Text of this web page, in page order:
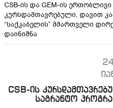
CSB-ის და GEM-ის
კურსდამთავრებული, დავით
“საქკაბელის” მმართველი
დაინიშნა
CSB-ის
საგრანტო